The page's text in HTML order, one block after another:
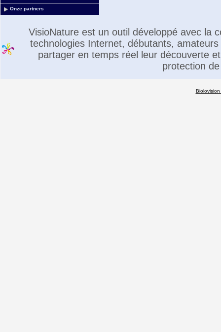
Onze partners
VisioNature est un outil développé avec la
technologies Internet, débutants,
partager en temps réel leur découverte
protection
Biolovision